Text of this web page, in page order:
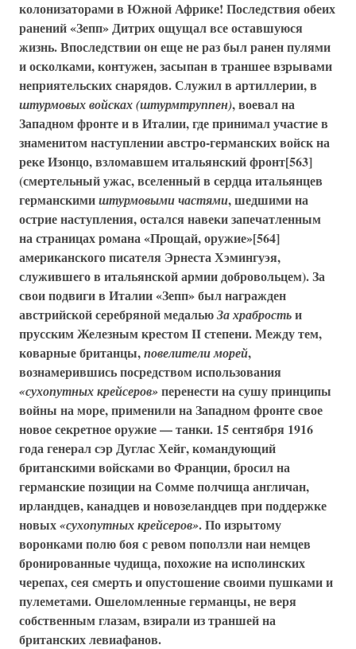
колонизаторами в Южной Африке! Последствия обеих
ранений «Зепп» Дитрих ощущал все оставшуюся
жизнь. Впоследствии он еще не раз был ранен пулями
и осколками, контужен, засыпан в траншее взрывами
неприятельских снарядов. Служил в артиллерии, в
штурмовых войсках (штурмтруппен), воевал на
Западном фронте и в Италии, где принимал участие в
знаменитом наступлении австро-германских войск на
реке Изонцо, взломавшем итальянский фронт[563]
(смертельный ужас, вселенный в сердца итальянцев
германскимиштурмовыми частями, шедшими на
острие наступления, остался навеки запечатленным
на страницах романа «Прощай, оружие»[564]
американского писателя Эрнеста Хэмингуэя,
служившего в итальянской армии добровольцем). За
свои подвиги в Италии «Зепп» был награжден
австрийской серебряной медальюЗа храбростьи
прусским Железным крестом II степени. Между тем,
коварные британцы,повелители морей,
вознамерившись посредством использования
«сухопутных крейсеров»перенести на сушу принципы
войны на море, применили на Западном фронте свое
новое секретное оружие — танки. 15 сентября 1916
года генерал сэр Дуглас Хейг, командующий
британскими войсками во Франции, бросил на
германские позиции на Сомме полчища англичан,
ирландцев, канадцев и новозеландцев при поддержке
новых«сухопутных крейсеров». По изрытому
воронками полю боя с ревом поползли наи немцев
бронированные чудища, похожие на исполинских
черепах, сея смерть и опустошение своими пушками и
пулеметами. Ошеломленные германцы, не веря
собственным глазам, взирали из траншей на
британских левиафанов.